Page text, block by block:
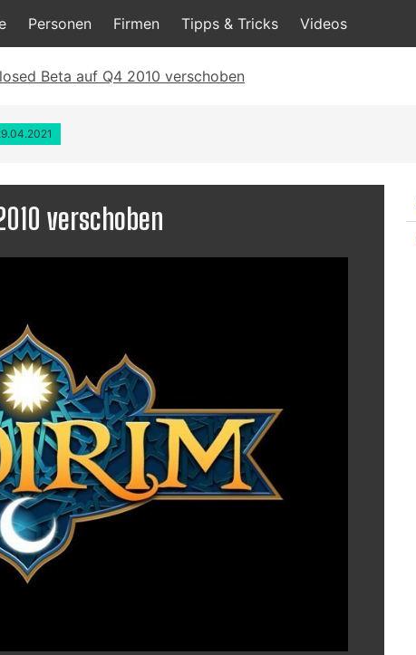
Personen Firmen Tipps & Tricks Videos
Beta auf Q4 2010 verschoben
verschoben